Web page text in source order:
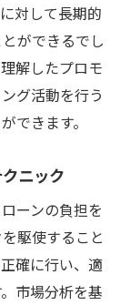
対して長期的
ができるでし
解したプロモ
グ活動を行う
できます。
ニック
ーンの負担を
駆使すること
確に行い、適
市場分析を基